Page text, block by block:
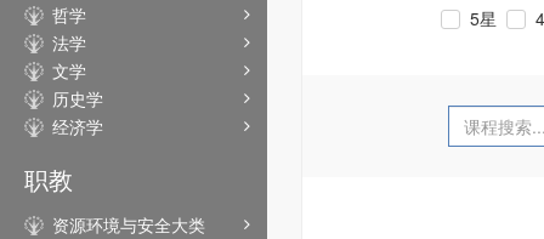
哲学
法学
文学
历史学
经济学
职教
资源环境与安全大类
5星